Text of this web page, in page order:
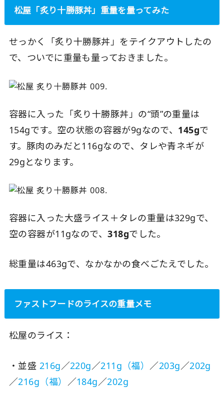
松屋「炙り十勝豚丼」重量を量ってみた
せっかく「炙り十勝豚丼」をテイクアウトしたの
で、ついでに重量も量っておきました。
容器に入った「炙り十勝豚丼」の“頭”の重量は
154gです。空の状態の容器が9gなので、 145gで
す。豚肉のみだと116gなので、タレや青ネギが
29gとなります。
容器に入った大盛ライス＋タレの重量は329gで、
空の容器が11gなので、318gでした。
総重量は463gで、なかなかの食べごたえでした。
ファストフードのライスの重量メモ
松屋のライス：
・並盛 216g ／220g ／211g（福） ／203g ／202g
／216g（福） ／184g ／202g